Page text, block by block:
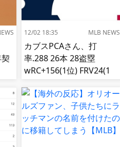
12/02 18:35 MLB NEWS
カブスPCAさん、打
率.288 26本 28盗塁
wRC+156(1位) FRV24(1